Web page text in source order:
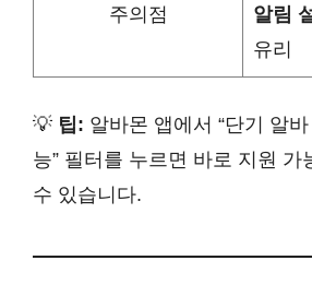
주의점
알림
유리
💡 팁: 알바몬 앱에서 “단기 알
능” 필터를 누르면 바로 지원 가
수 있습니다.